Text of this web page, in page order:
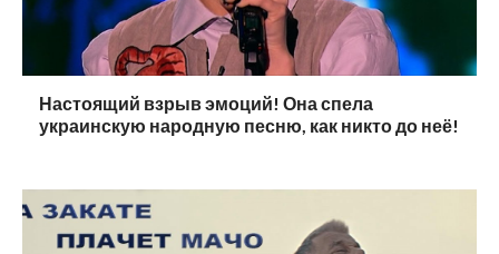
Настоящий взрыв эмоций! Она спела
украинскую народную песню, как никто до неё!